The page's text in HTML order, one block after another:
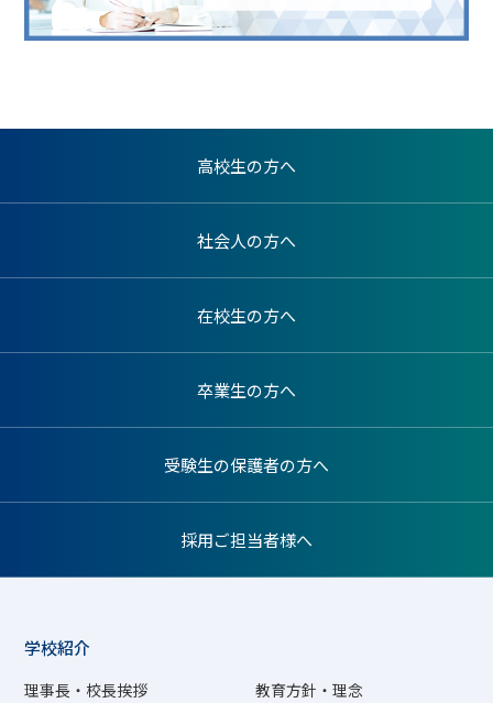
高校生の方へ
社会人の方へ
在校生の方へ
卒業生の方へ
受験生の保護者の方へ
採用ご担当者様へ
学校紹介
理事長・校長挨拶
教育方針・理念